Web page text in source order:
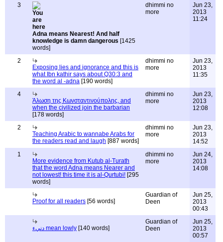
3
Adna means Nearest! And half
knowledge is damn dangerous [1425
words]
dhimmi no
more
Jun 23,
2013
11:24
2
Exposing lies and ignorance and this is
what Ibn kathir says about Q30:3 and
the word al -adna [190 words]
dhimmi no
more
Jun 23,
2013
11:35
4
Άλωση της Κωνσταντινούπολης, and
when the civilized join the barbarian
[178 words]
dhimmi no
more
Jun 23,
2013
12:08
2
Teaching Arabic to wannabe Arabs for
the readers read and laugh [887 words]
dhimmi no
more
Jun 23,
2013
14:52
1
More evidence from Kutub al-Turath
that the word Adna means Nearer and
not lowest! this time it is al-Qurtubi! [295
words]
dhimmi no
more
Jun 24,
2013
14:08
Proof for all readers [56 words]
Guardian of
Deen
Jun 25,
2013
00:43
دنيء mean lowly [140 words]
Guardian of
Deen
Jun 25,
2013
00:57